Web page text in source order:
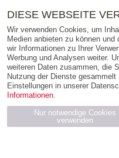
AUSGABEART
E-BOOKS AUDIO-CDS MP3
THEMEN
RIGHTS
DIESE WEBSEITE
Wir verwenden Cookies, um
Medien anbieten zu können
wir Informationen zu Ihrer
Werbung und Analysen weiter.
weiteren Daten zusammen, die
Nutzung der Dienste
Einstellungen in unserer
Informationen.
Nur notwendige Cookies
verwenden